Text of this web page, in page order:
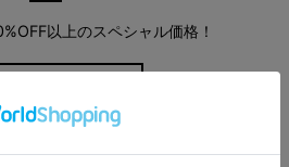
キープする人気シリーズのストレー
80万本以上販売したロングセラー商
以上のスペシャル価格！